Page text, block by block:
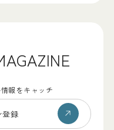
報をキャッチ
登録